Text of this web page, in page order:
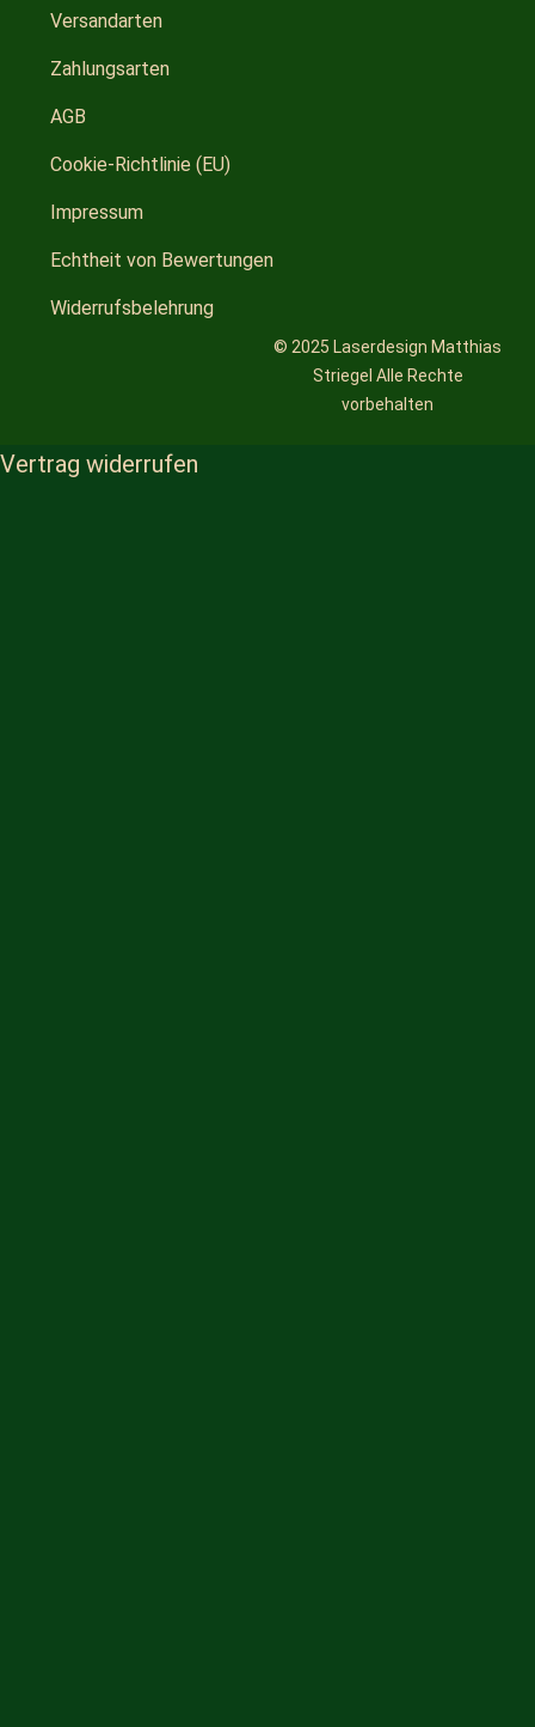
Versandarten
Zahlungsarten
AGB
Cookie-Richtlinie (EU)
Impressum
Echtheit von Bewertungen
Widerrufsbelehrung
© 2025 Laserdesign Matthias
Striegel Alle Rechte
vorbehalten
Vertrag widerrufen